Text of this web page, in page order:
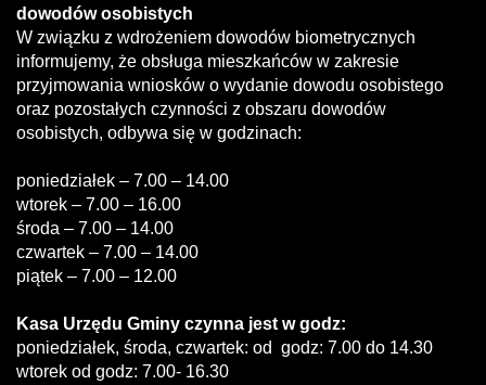
dowodów osobistych
W związku z wdrożeniem dowodów biometrycznych
informujemy, że obsługa mieszkańców w zakresie
przyjmowania wniosków o wydanie dowodu osobistego
oraz pozostałych czynności z obszaru dowodów
osobistych, odbywa się w godzinach:
poniedziałek – 7.00 – 14.00
wtorek – 7.00 – 16.00
środa – 7.00 – 14.00
czwartek – 7.00 – 14.00
piątek – 7.00 – 12.00
Kasa Urzędu Gminy czynna jest w godz:
poniedziałek, środa, czwartek: od godz: 7.00 do 14.30
wtorek od godz: 7.00- 16.30